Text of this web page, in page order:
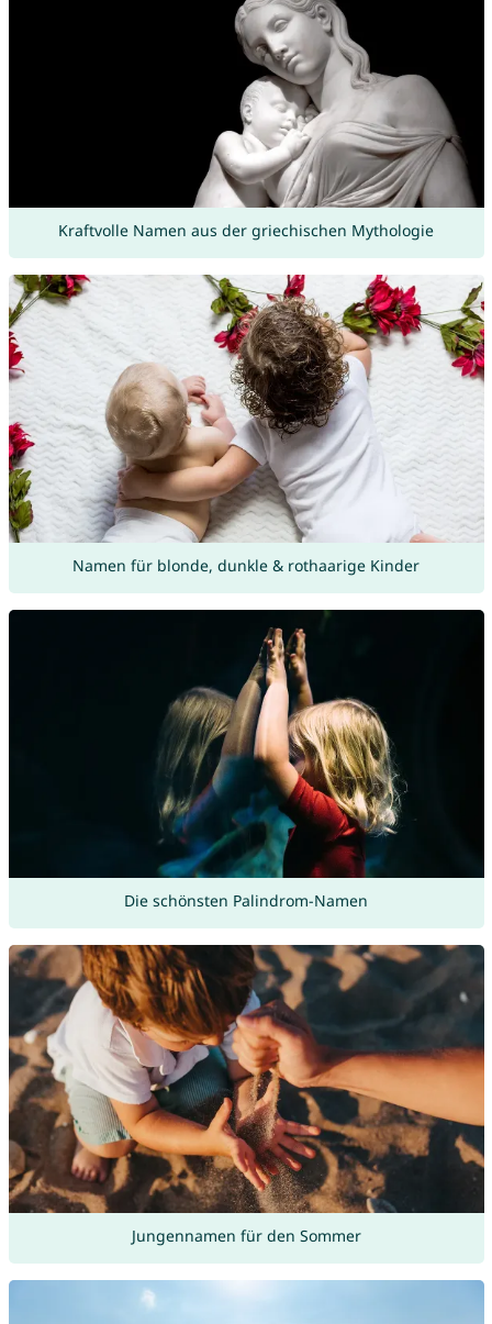
Kraftvolle Namen aus der griechischen Mythologie
Namen für blonde, dunkle & rothaarige Kinder
Die schönsten Palindrom-Namen
Jungennamen für den Sommer